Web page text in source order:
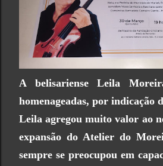
A belisariense Leila
homenageadas, por indicação
Leila agregou muito valor ao
expansão do Atelier do
sempre se preocupou em